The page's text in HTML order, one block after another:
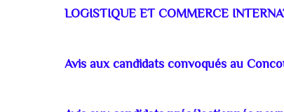
LOGISTIQUE ET COMMERCE
Avis aux candidats convoqués au